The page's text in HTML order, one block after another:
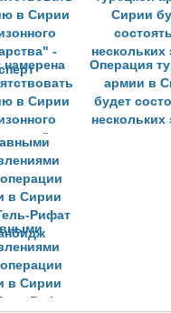
намерена
в Сирии
-
Операция
армии в
будет
нескольких
в Сирии
Рифат